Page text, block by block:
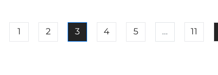
1 2 3 4 5 … 11